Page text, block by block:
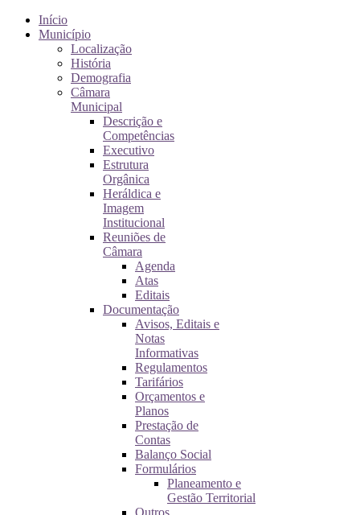
Início
Município
Localização
História
Demografia
Câmara
Municipal
Descrição e
Competências
Executivo
Estrutura
Orgânica
Heráldica e
Imagem
Institucional
Reuniões de
Câmara
Agenda
Atas
Editais
Documentação
Avisos, Editais e
Notas
Informativas
Regulamentos
Tarifários
Orçamentos e
Planos
Prestação de
Contas
Balanço Social
Formulários
Planeamento e
Gestão Territorial
Outros